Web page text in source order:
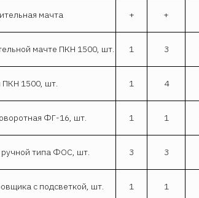
мачта + +
мачте ПКН 1500, шт. 1 3
ПКН 1500, шт. 1 4
ФГ-16, шт. 1 1
типа ФОС, шт. 3 3
с подсветкой, шт. 1 1